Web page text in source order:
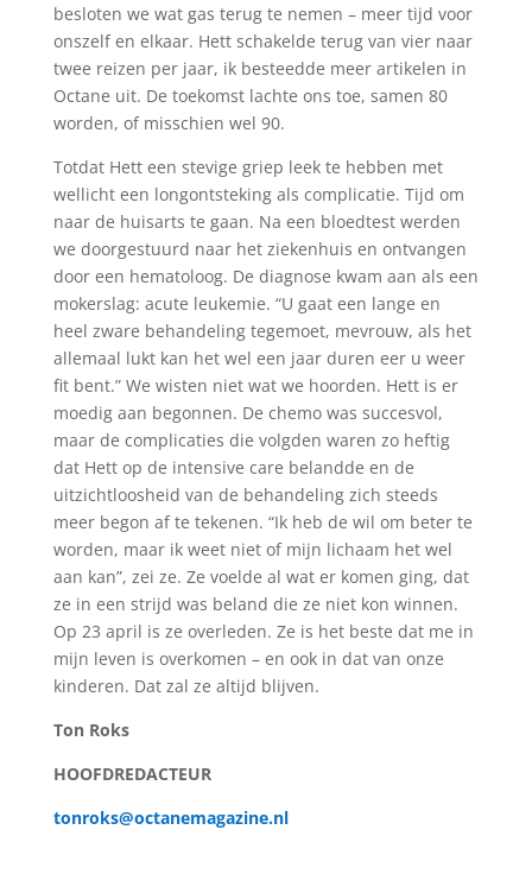
besloten we wat gas terug te nemen – meer tijd voor
onszelf en elkaar. Hett schakelde terug van vier naar
twee reizen per jaar, ik besteedde meer artikelen in
Octane uit. De toekomst lachte ons toe, samen 80
worden, of misschien wel 90.
Totdat Hett een stevige griep leek te hebben met
wellicht een longontsteking als complicatie. Tijd om
naar de huisarts te gaan. Na een bloedtest werden
we doorgestuurd naar het ziekenhuis en ontvangen
door een hematoloog. De diagnose kwam aan als een
mokerslag: acute leukemie. “U gaat een lange en
heel zware behandeling tegemoet, mevrouw, als het
allemaal lukt kan het wel een jaar duren eer u weer
fit bent.” We wisten niet wat we hoorden. Hett is er
moedig aan begonnen. De chemo was succesvol,
maar de complicaties die volgden waren zo heftig
dat Hett op de intensive care belandde en de
uitzichtloosheid van de behandeling zich steeds
meer begon af te tekenen. “Ik heb de wil om beter te
worden, maar ik weet niet of mijn lichaam het wel
aan kan”, zei ze. Ze voelde al wat er komen ging, dat
ze in een strijd was beland die ze niet kon winnen.
Op 23 april is ze overleden. Ze is het beste dat me in
mijn leven is overkomen – en ook in dat van onze
kinderen. Dat zal ze altijd blijven.
Ton Roks
HOOFDREDACTEUR
tonroks@octanemagazine.nl